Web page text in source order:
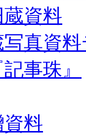
資料
写真資
事珠』
料